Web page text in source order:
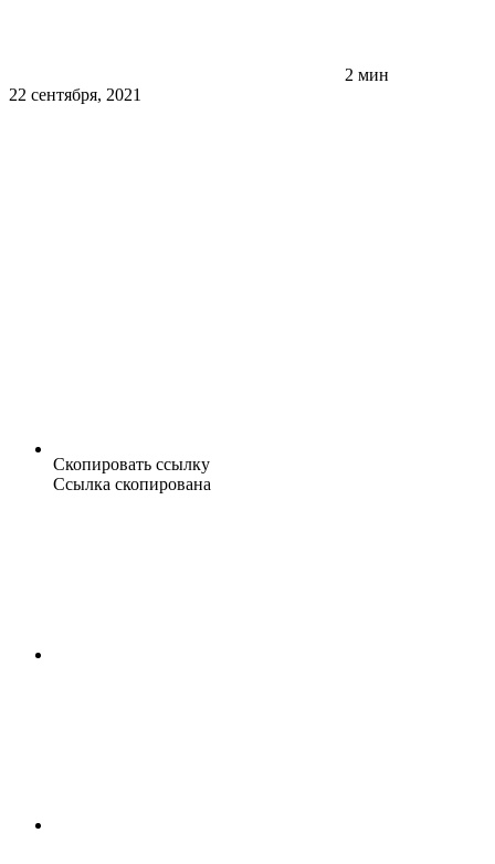
2 мин
22 сентября, 2021
Скопировать ссылку
Ссылка скопирована